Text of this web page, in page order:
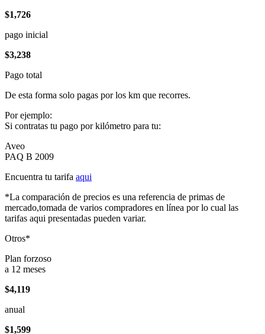
$1,726
pago inicial
$3,238
Pago total
De esta forma solo pagas por los km que recorres.
Por ejemplo:
Si contratas tu pago por kilómetro para tu:
Aveo
PAQ B 2009
Encuentra tu tarifa aqui
*La comparación de precios es una referencia de primas de
mercado,tomada de varios compradores en línea por lo cual las
tarifas aqui presentadas pueden variar.
Otros*
Plan forzoso
a 12 meses
$4,119
anual
$1,599